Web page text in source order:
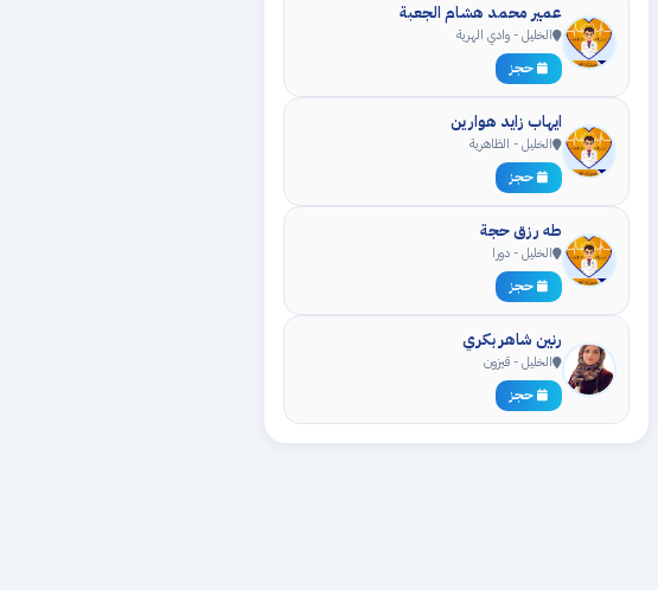
عمير محمد هشام الجعبة
الخليل - وادي الهرية
حجز
ايهاب زايد هوارين
الخليل - الظاهرية
حجز
طه رزق حجة
الخليل - دورا
حجز
رنين شاهر بكري
الخليل - قيزون
حجز